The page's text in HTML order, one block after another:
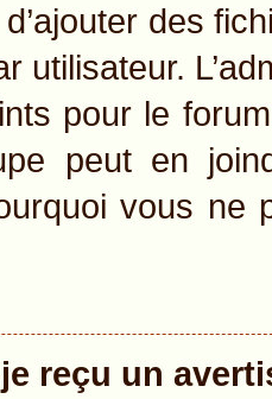
des
utilisateur.
pour le
peut en
vous ne
reçu un